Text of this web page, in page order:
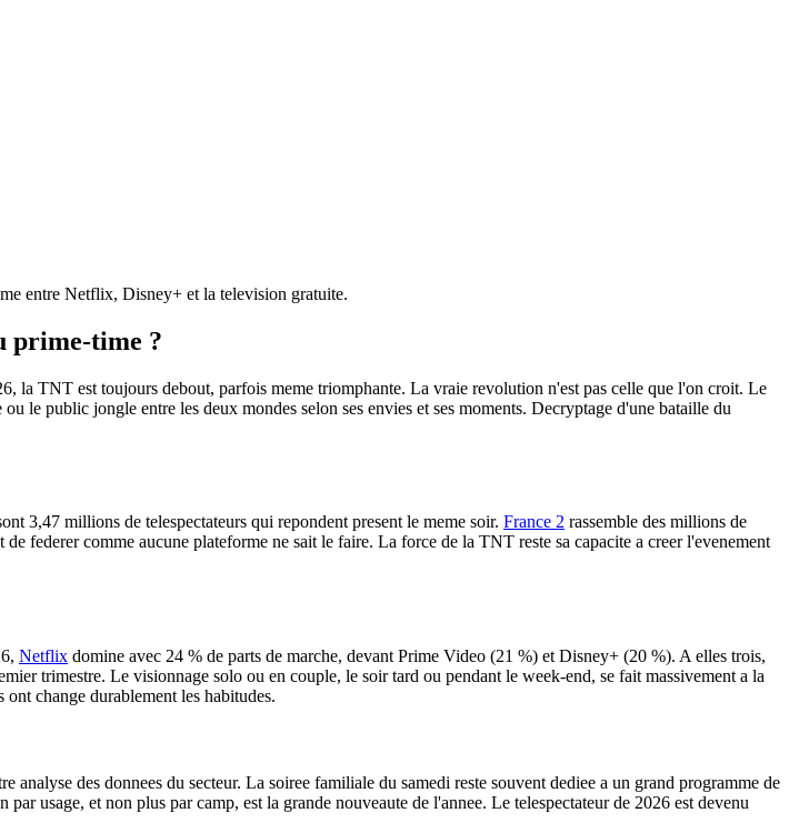
entre Netflix, Disney+ et la television gratuite.
prime-time ?
la TNT est toujours debout, parfois meme triomphante. La vraie revolution n'est pas celle que l'on croit. Le
le public jongle entre les deux mondes selon ses envies et ses moments. Decryptage d'une bataille du
3,47 millions de telespectateurs qui repondent present le meme soir. France 2 rassemble des millions de
federer comme aucune plateforme ne sait le faire. La force de la TNT reste sa capacite a creer l'evenement
Netflix domine avec 24 % de parts de marche, devant Prime Video (21 %) et Disney+ (20 %). A elles trois,
trimestre. Le visionnage solo ou en couple, le soir tard ou pendant le week-end, se fait massivement a la
change durablement les habitudes.
des donnees du secteur. La soiree familiale du samedi reste souvent dediee a un grand programme de
usage, et non plus par camp, est la grande nouveaute de l'annee. Le telespectateur de 2026 est devenu